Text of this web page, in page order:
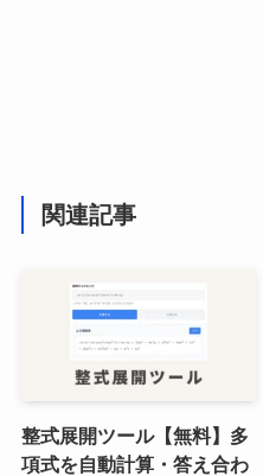
関連記事
整式展開ツール【無料】多
項式を自動計算・答え合わ